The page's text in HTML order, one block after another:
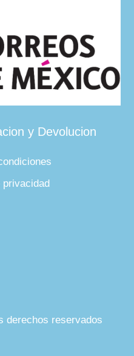
y Devolucion
privacidad
derechos reservados